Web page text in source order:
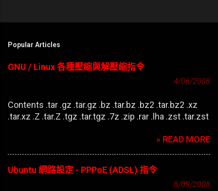
Popular Articles
GNU / Linux 各種壓縮與解壓縮指令
4/06/2008
Contents .tar .gz .tar.gz .bz .tar.bz .bz2 .tar.bz2 .xz
.tar.xz .Z .tar.Z .tgz .tar.tgz .7z .zip .rar .lha .zst .tar.zst
» READ MORE
Ubuntu 網路設定 - PPPoE (ADSL) 指令
8/09/2008